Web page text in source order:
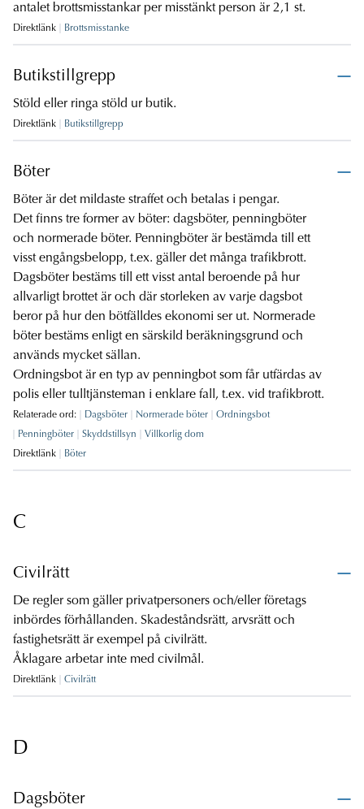
antalet brottsmisstankar per misstänkt person är 2,1 st.
Direktlänk Brottsmisstanke
Butikstillgrepp
Stöld eller ringa stöld ur butik.
Direktlänk Butikstillgrepp
Böter
Böter är det mildaste straffet och betalas i pengar.
Det finns tre former av böter: dagsböter, penningböter
och normerade böter. Penningböter är bestämda till ett
visst engångsbelopp, t.ex. gäller det många trafikbrott.
Dagsböter bestäms till ett visst antal beroende på hur
allvarligt brottet är och där storleken av varje dagsbot
beror på hur den bötfälldes ekonomi ser ut. Normerade
böter bestäms enligt en särskild beräkningsgrund och
används mycket sällan.
Ordningsbot är en typ av penningbot som får utfärdas av
polis eller tulltjänsteman i enklare fall, t.ex. vid trafikbrott.
Relaterade ord: Dagsböter Normerade böter
Ordningsbot
Penningböter
Skyddstillsyn
Villkorlig dom
Direktlänk
Böter
C
Civilrätt
De regler som gäller privatpersoners och/eller företags
inbördes förhållanden. Skadeståndsrätt, arvsrätt och
fastighetsrätt är exempel på civilrätt.
Åklagare arbetar inte med civilmål.
Direktlänk Civilrätt
D
Dagsböter